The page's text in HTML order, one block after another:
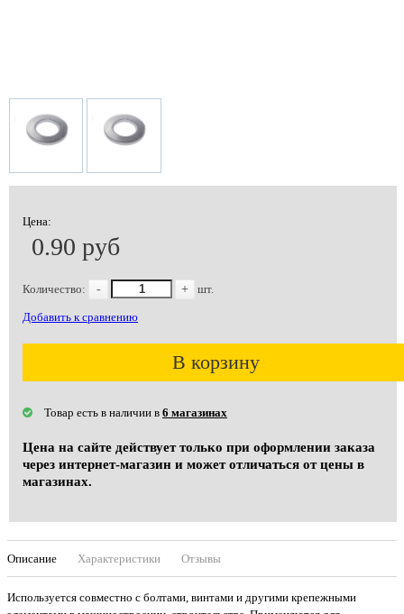
Цена:
0.90 руб
Количество: - + шт.
Добавить к сравнению
В корзину
Товар есть в наличии в 6 магазинах
Цена на сайте действует только при оформлении заказа
через интернет-магазин и может отличаться от цены в
магазинах.
Описание Характеристики Отзывы
Используется совместно с болтами, винтами и другими крепежными